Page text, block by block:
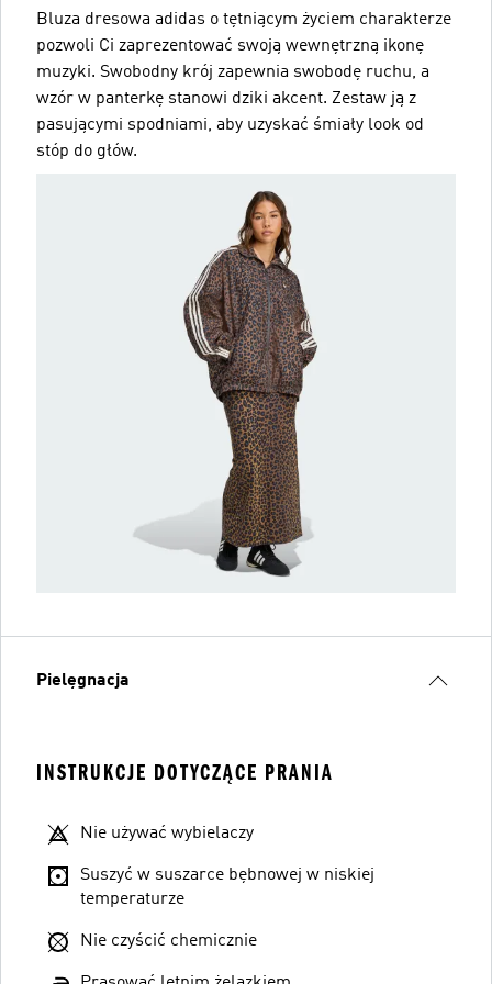
Bluza dresowa adidas o tętniącym życiem charakterze
pozwoli Ci zaprezentować swoją wewnętrzną ikonę
muzyki. Swobodny krój zapewnia swobodę ruchu, a
wzór w panterkę stanowi dziki akcent. Zestaw ją z
pasującymi spodniami, aby uzyskać śmiały look od
stóp do głów.
Pielęgnacja
INSTRUKCJE DOTYCZĄCE PRANIA
Nie używać wybielaczy
Suszyć w suszarce bębnowej w niskiej
temperaturze
Nie czyścić chemicznie